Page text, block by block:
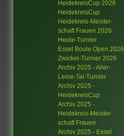
HeidekreisCup 2026
HeidekreisCup
Heidekreis-Meister-
schaft Frauen 2026
Heide-Turnier
Essel Boule Open 2026
Zwickel-Turnier 2026
Archiv 2025 - Aller-
Leine-Tal-Turnier
Archiv 2025 -
HeidekreisCup
Archiv 2025 -
Heidekreis-Meister-
schaft Frauen
Archiv 2025 - Essel